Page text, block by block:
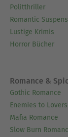
Politthriller
Romantic
Lustige Krimis
Horror Bücher
Romance &
Gothic Romance
Enemies to Lovers
Mafia Romance
Slow Burn